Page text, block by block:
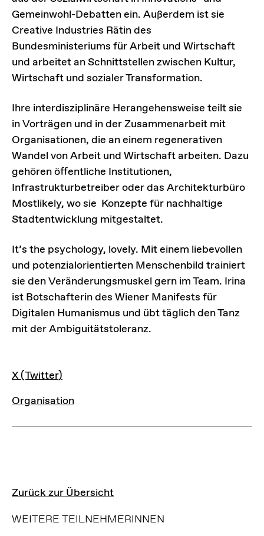
Gemeinwohl-Debatten ein. Außerdem ist sie
Creative Industries Rätin des
Bundesministeriums für Arbeit und Wirtschaft
und arbeitet an Schnittstellen zwischen Kultur,
Wirtschaft und sozialer Transformation.
Ihre interdisziplinäre Herangehensweise teilt sie
in Vorträgen und in der Zusammenarbeit mit
Organisationen, die an einem regenerativen
Wandel von Arbeit und Wirtschaft arbeiten. Dazu
gehören öffentliche Institutionen,
Infrastrukturbetreiber oder das Architekturbüro
Mostlikely, wo sie Konzepte für nachhaltige
Stadtentwicklung mitgestaltet.
It’s the psychology, lovely. Mit einem liebevollen
und potenzialorientierten Menschenbild trainiert
sie den Veränderungsmuskel gern im Team. Irina
ist Botschafterin des Wiener Manifests für
Digitalen Humanismus und übt täglich den Tanz
mit der Ambiguitätstoleranz.
LINKS
X (Twitter)
Organisation
Zurück zur Übersicht
WEITERE TEILNEHMERINNEN